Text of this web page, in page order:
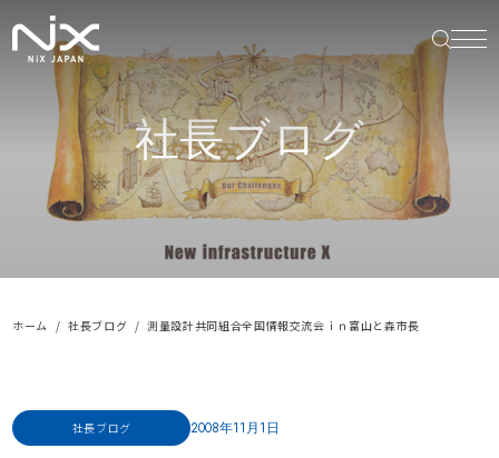
社長ブログ
ホーム 社長ブログ 測量設計共同組合全国情報交流会ｉｎ富山と森市長
社長ブログ 2008年11月1日